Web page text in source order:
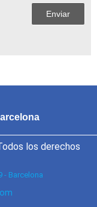
los derechos
- Barcelona